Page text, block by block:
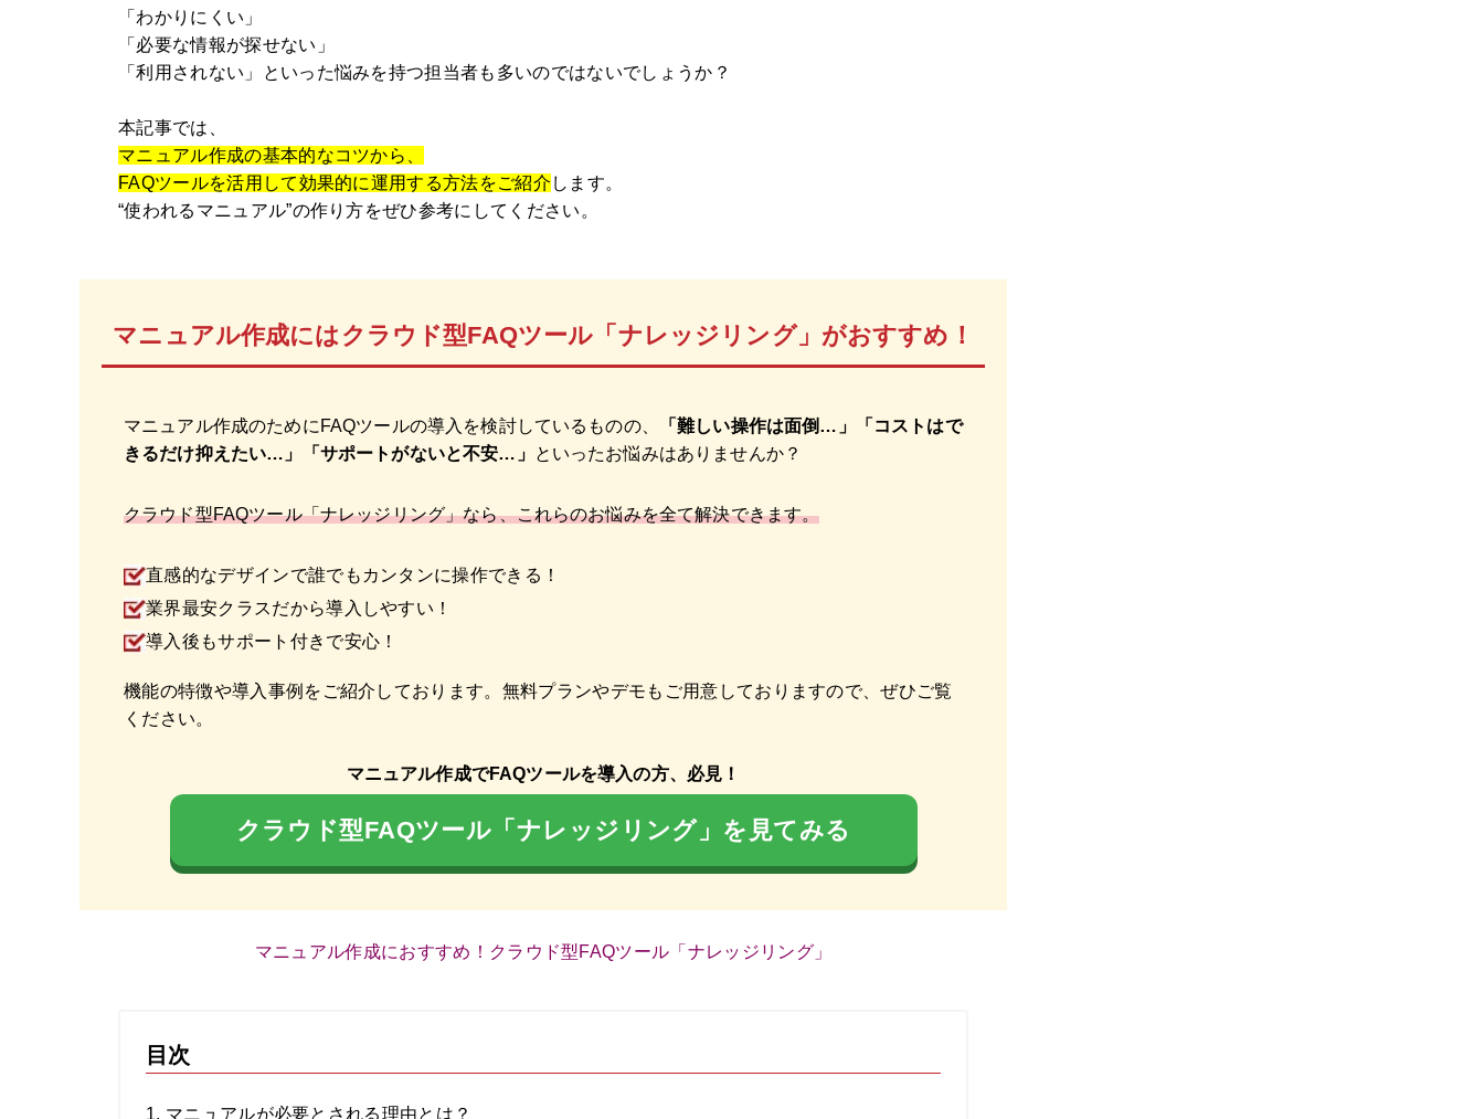
「わかりにくい」
「必要な情報が探せない」
「利用されない」といった悩みを持つ担当者も多いのではないでしょうか？
本記事では、
マニュアル作成の基本的なコツから、
FAQツールを活用して効果的に運用する方法をご紹介 します。
“使われるマニュアル”の作り方をぜひ参考にしてください。
マニュアル作成にはクラウド型FAQツール「ナレッジリング」がおすすめ！
マニュアル作成のためにFAQツールの導入を検討しているものの、
「難しい操作は面倒…」「コストはで
きるだけ抑えたい…」「サポートがないと不安…」 といったお悩みはありませんか？
クラウド型FAQツール「ナレッジリング」なら、これらのお悩みを全て解決できます。
直感的なデザインで誰でもカンタンに操作できる！
業界最安クラスだから導入しやすい！
導入後もサポート付きで安心！
機能の特徴や導入事例をご紹介しております。無料プランやデモもご用意しておりますので、ぜひご覧
ください。
マニュアル作成でFAQツールを導入の方、必見！
クラウド型FAQツール「ナレッジリング」を見てみる
マニュアル作成におすすめ！クラウド型FAQツール「ナレッジリング」
目次
1. マニュアルが必要とされる理由とは？